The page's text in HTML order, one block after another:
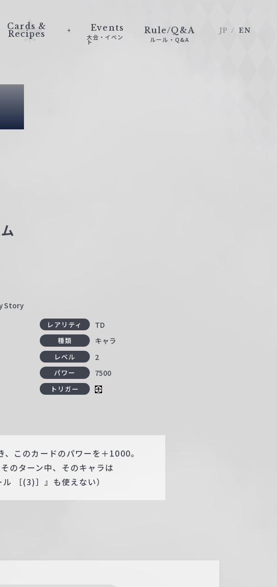
Cards &
Recipes
Events
大会・イベン
ト
Rule/Q&A
ルール・Q&A
JP EN
Story
レアリティ TD
種類 キャラ
レベル 2
パワー 7500
トリガー
このカードのパワーを＋1000。
のターン中、そのキャラは
［(3)］』も使えない）